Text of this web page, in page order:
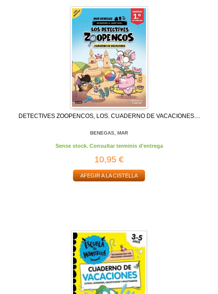
DETECTIVES ZOOPENCOS, LOS. CUADERNO DE VACACIONES....
BENEGAS, MAR
Sense stock. Consultar terminis d'entrega
10,95 €
AFEGIR A LA CISTELLA